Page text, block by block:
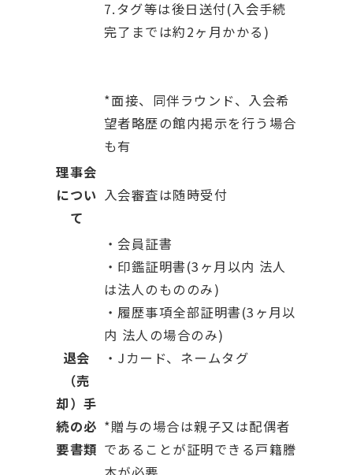
7.タグ等は後日送付(入会手続
完了までは約2ヶ月かかる)
*面接、同伴ラウンド、入会希
望者略歴の館内掲示を行う場合
も有
理事会
につい
て
入会審査は随時受付
退会
（売
却）手
続の必
要書類
・会員証書
・印鑑証明書(3ヶ月以内 法人
は法人のもののみ)
・履歴事項全部証明書(3ヶ月以
内 法人の場合のみ)
・Jカード、ネームタグ
*贈与の場合は親子又は配偶者
であることが証明できる戸籍謄